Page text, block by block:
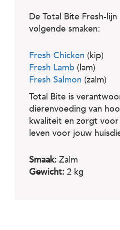
De Total Bite Fresh-
volgende smaken:
Fresh Chicken (kip)
Fresh Lamb (lam)
Fresh Salmon (zalm)
Total Bite is
dierenvoeding van
kwaliteit en zorgt
leven voor jouw
Smaak: Zalm
Gewicht: 2 kg